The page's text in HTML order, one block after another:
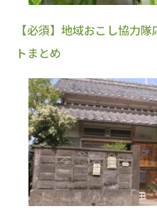
【必須】地域おこし協力
トまとめ